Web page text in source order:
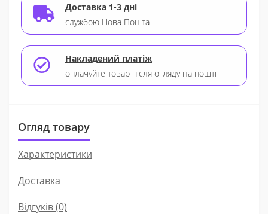
Доставка 1-3 дні
службою Нова Пошта
Накладений платіж
оплачуйте товар після огляду на пошті
Огляд товару
Характеристики
Доставка
Відгуків (0)